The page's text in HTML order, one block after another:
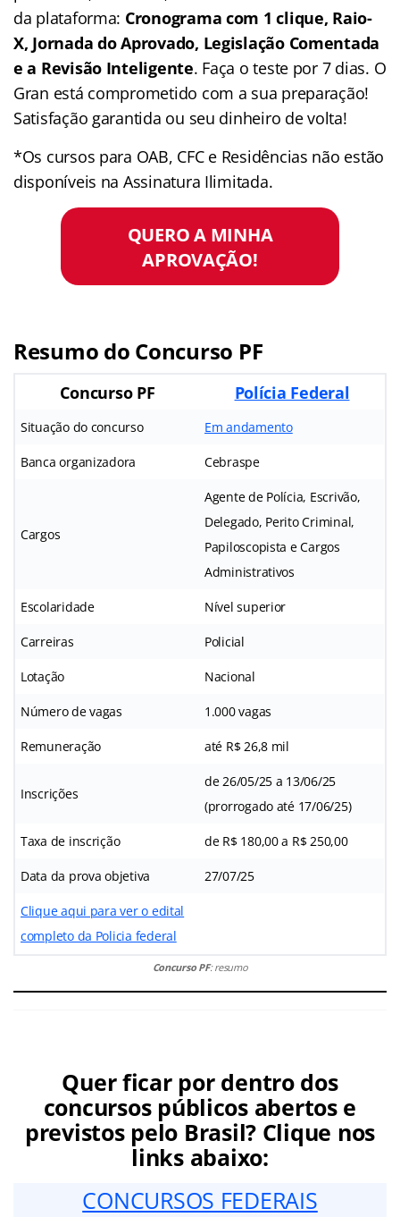
da plataforma: Cronograma com 1 clique, Raio-
X, Jornada do Aprovado, Legislação Comentada
e a Revisão Inteligente. Faça o teste por 7 dias. O
Gran está comprometido com a sua preparação!
Satisfação garantida ou seu dinheiro de volta!
*Os cursos para OAB, CFC e Residências não estão
disponíveis na Assinatura Ilimitada.
QUERO A MINHA
APROVAÇÃO!
Resumo do Concurso PF
Concurso PF Polícia Federal
Situação do concurso Em andamento
Banca organizadora Cebraspe
Cargos
Agente de Polícia, Escrivão,
Delegado, Perito Criminal,
Papiloscopista e Cargos
Administrativos
Escolaridade Nível superior
Carreiras Policial
Lotação Nacional
Número de vagas 1.000 vagas
Remuneração até R$ 26,8 mil
Inscrições
de 26/05/25 a 13/06/25
(prorrogado até 17/06/25)
Taxa de inscrição de R$ 180,00 a R$ 250,00
Data da prova objetiva 27/07/25
Clique aqui para ver o edital
completo da Policia federal
Concurso PF: resumo
Quer ficar por dentro dos
concursos públicos abertos e
previstos pelo Brasil? Clique nos
links abaixo:
CONCURSOS FEDERAIS